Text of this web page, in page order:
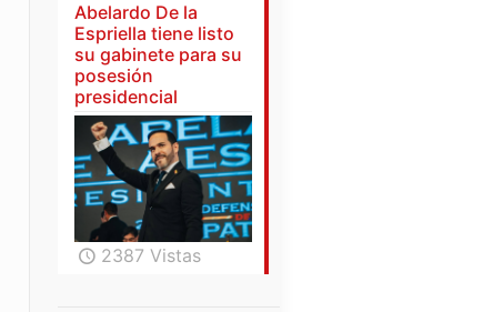
Abelardo De la
Espriella tiene listo
su gabinete para su
posesión
presidencial
2387 Vistas